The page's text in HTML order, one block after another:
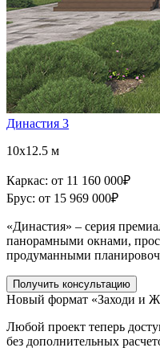
Династия 3
10x12.5 м
Каркас: от 11 160 000₽
Брус: от 15 969 000₽
«Династия» – серия
панорамными окнами,
продуманными
Получить консультацию
Новый формат «Заходи и
Любой проект теперь
без дополнительных